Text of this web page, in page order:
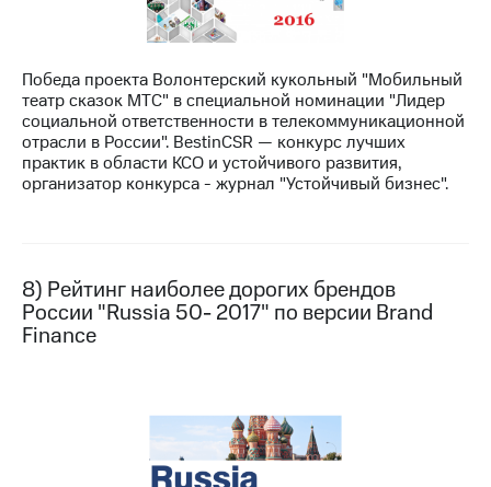
Победа проекта Волонтерский кукольный "Мобильный
театр сказок МТС" в специальной номинации "Лидер
социальной ответственности в телекоммуникационной
отрасли в России". BestinCSR — конкурс лучших
практик в области КСО и устойчивого развития,
организатор конкурса - журнал "Устойчивый бизнес".
8) Рейтинг наиболее дорогих брендов
России "Russia 50- 2017" по версии Brand
Finance